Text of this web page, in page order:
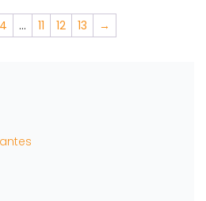
4 … 11 12 13 →